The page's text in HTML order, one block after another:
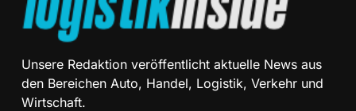
Unsere Redaktion veröffentlicht aktuelle News aus
den Bereichen Auto, Handel, Logistik, Verkehr und
Wirtschaft.